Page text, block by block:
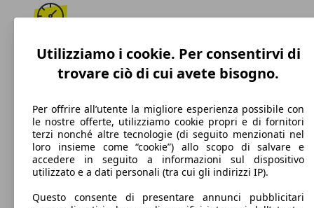
193 km/h
Velocità massima
Benzina
Carburante
Utilizziamo i cookie. Per consentirvi di
trovare ciò di cui avete bisogno.
Per offrire all’utente la migliore esperienza possibile con
le nostre offerte, utilizziamo cookie propri e di fornitori
terzi nonché altre tecnologie (di seguito menzionati nel
loro insieme come “cookie”) allo scopo di salvare e
accedere in seguito a informazioni sul dispositivo
utilizzato e a dati personali (tra cui gli indirizzi IP).
Questo consente di presentare annunci pubblicitari